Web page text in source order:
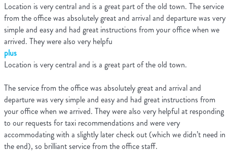
Location is very central and is a great part of the old town. The service
from the office was absolutely great and arrival and departure was very
simple and easy and had great instructions from your office when we
arrived. They were also very helpfu
plus
Location is very central and is a great part of the old town.
The service from the office was absolutely great and arrival and
departure was very simple and easy and had great instructions from
your office when we arrived. They were also very helpful at responding
to our requests for taxi recommendations and were very
accommodating with a slightly later check out (which we didn’t need in
the end), so brilliant service from the office staff.